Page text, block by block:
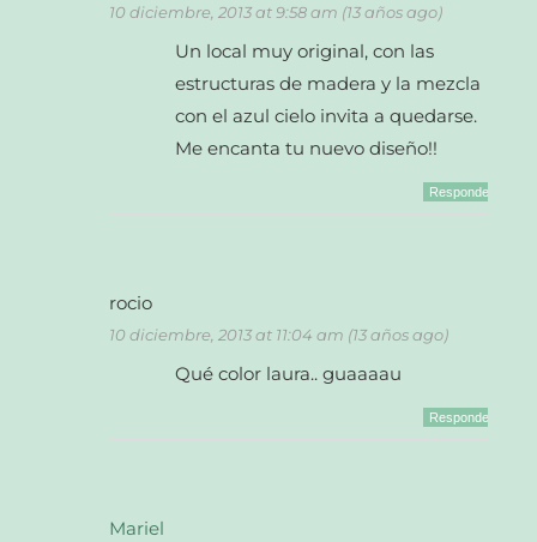
10 diciembre, 2013 at 9:58 am (13 años ago)
Un local muy original, con las
estructuras de madera y la mezcla
con el azul cielo invita a quedarse.
Me encanta tu nuevo diseño!!
Responder
rocio
10 diciembre, 2013 at 11:04 am (13 años ago)
Qué color laura.. guaaaau
Responder
Mariel